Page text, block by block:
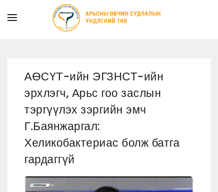
ХУУЛЬ ЭРХ ЗҮЙ
МЭДЭЭ
ИЛ ТОД БАЙДАЛ
СУРГАЛТЫН АЛБА
АӨСҮТ-ийн ЭГЗНСТ-ийн
эрхлэгч, Арьс гоо заслын
тэргүүлэх зэргийн эмч
Г.Баянжаргал:
Хеликобактериас болж батга
гардаггүй